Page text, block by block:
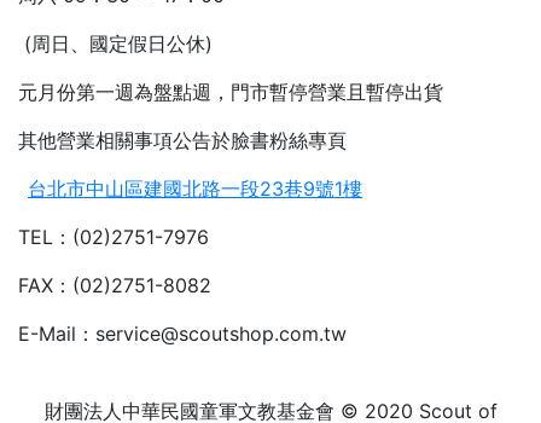
(周日、國定假日公休)
元月份第一週為盤點週，門市暫停營業且暫停出貨
其他營業相關事項公告於臉書粉絲專頁
台北市中山區建國北路一段23巷9號1樓
TEL：(02)2751-7976
FAX：(02)2751-8082
E-Mail：service@scoutshop.com.tw
財團法人中華民國童軍文教基金會 © 2020 Scout of